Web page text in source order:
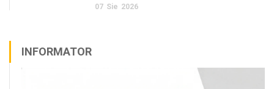
07 Sie 2026
INFORMATOR